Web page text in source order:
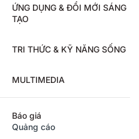
ỨNG DỤNG & ĐỔI MỚI SÁNG
TẠO
TRI THỨC & KỸ NĂNG SỐNG
MULTIMEDIA
Báo giá
Quảng cáo